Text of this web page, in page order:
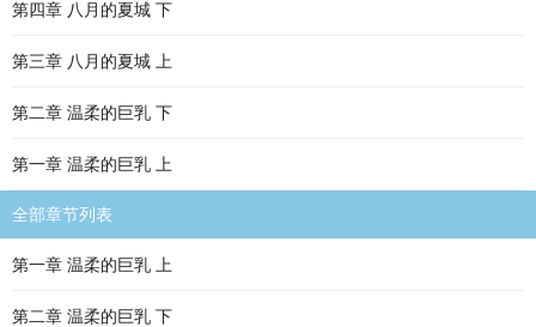
第四章 八月的夏城 下
第三章 八月的夏城 上
第二章 温柔的巨乳 下
第一章 温柔的巨乳 上
全部章节列表
第一章 温柔的巨乳 上
第二章 温柔的巨乳 下